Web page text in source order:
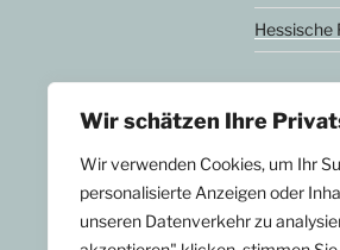
Wir schätzen Ihre
Wir verwenden Cookies, um Ihr
personalisierte Anzeigen oder
unseren Datenverkehr zu
Hessische